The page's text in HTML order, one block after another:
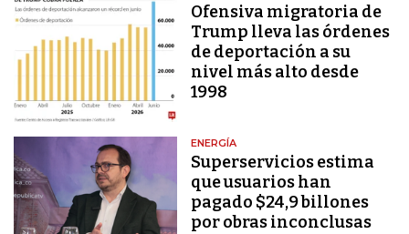
Ofensiva migratoria de
Trump lleva las órdenes
de deportación a su
nivel más alto desde
1998
ENERGÍA
Superservicios estima
que usuarios han
pagado $24,9 billones
por obras inconclusas